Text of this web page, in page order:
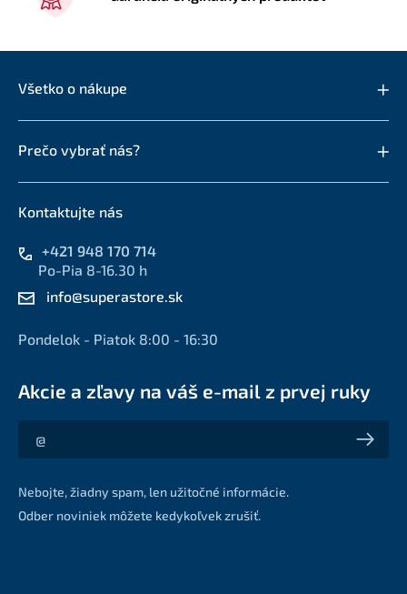
Všetko o nákupe
Prečo vybrať nás?
Kontaktujte nás
+421 948 170 714
Po-Pia 8-16.30 h
info@superastore.sk
Pondelok - Piatok 8:00 - 16:30
Akcie a zľavy na váš e-mail z prvej ruky
Akcie a zľavy na váš e-mail z prvej ruky
Nebojte, žiadny spam, len užitočné informácie.
Odber noviniek môžete kedykoľvek zrušiť.